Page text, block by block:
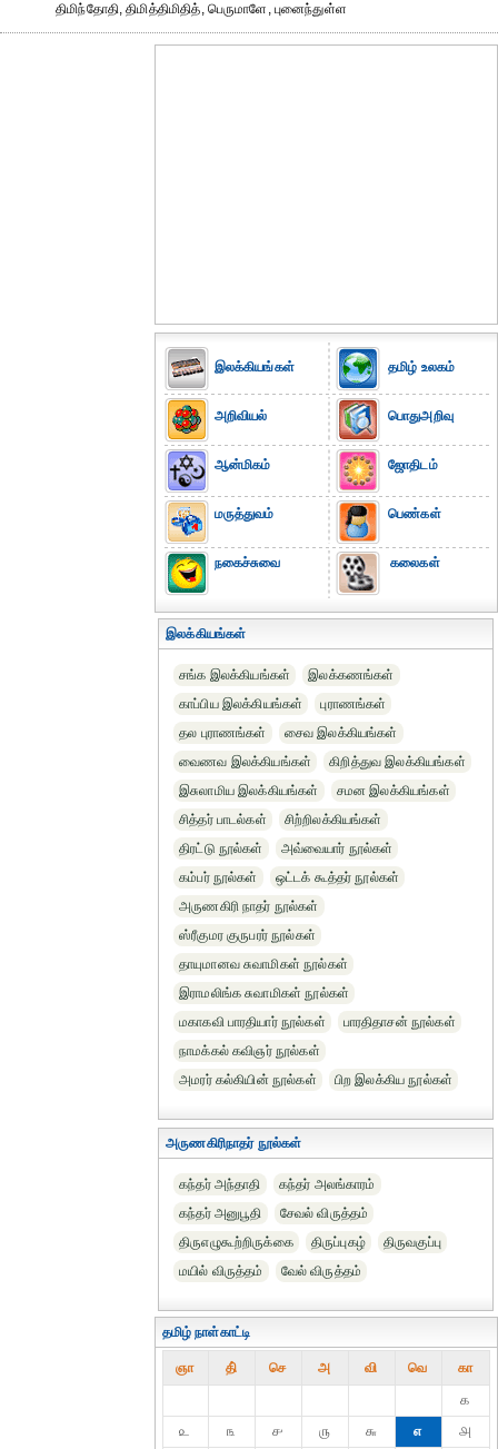
திமிந்தோதி, திமித்திமிதித், பெருமாளே, புனைந்துள்ள
இலக்கியங்கள்
அறிவியல்
ஆன்மிகம்
மருத்துவம்
நகைச்சுவை
தமிழ் உலகம்
பொதுஅறிவு
ஜோதிடம்
பெண்கள்
கலைகள்
இலக்கியங்கள்
சங்க இலக்கியங்கள்
இலக்கணங்கள்
காப்பிய இலக்கியங்கள்
புராணங்கள்
தல புராணங்கள்
சைவ இலக்கியங்கள்
வைணவ இலக்கியங்கள்
கிறித்துவ இலக்கியங்கள்
இசுலாமிய இலக்கியங்கள்
சமன இலக்கியங்கள்
சித்தர் பாடல்கள்
சிற்றிலக்கியங்கள்
திரட்டு நூல்கள்
அவ்வையார் நூல்கள்
கம்பர் நூல்கள்
ஒட்டக் கூத்தர் நூல்கள்
அருணகிரி நாதர் நூல்கள்
ஸ்ரீகுமர குருபரர் நூல்கள்
தாயுமானவ சுவாமிகள் நூல்கள்
இராமலிங்க சுவாமிகள் நூல்கள்
மகாகவி பாரதியார் நூல்கள்
பாரதிதாசன் நூல்கள்
நாமக்கல் கவிஞர் நூல்கள்
அமரர் கல்கியின் நூல்கள்
பிற இலக்கிய நூல்கள்
அருணகிரிநாதர் நூல்கள்
கந்தர் அந்தாதி
கந்தர் அலங்காரம்
கந்தர் அனுபூதி
சேவல் விருத்தம்
திருஎழுகூற்றிருக்கை
திருப்புகழ்
திருவகுப்பு
மயில் விருத்தம்
வேல் விருத்தம்
தமிழ் நாள்காட்டி
ஞா தி் செ அ வி வெ கா
௧
௨
௩ ௪ ௫ ௬ ௭ ௮